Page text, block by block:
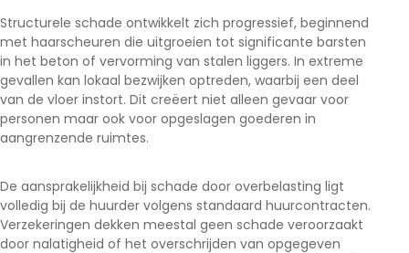
Structurele schade ontwikkelt zich progressief, beginnend
met haarscheuren die uitgroeien tot significante barsten
in het beton of vervorming van stalen liggers. In extreme
gevallen kan lokaal bezwijken optreden, waarbij een deel
van de vloer instort. Dit creëert niet alleen gevaar voor
personen maar ook voor opgeslagen goederen in
aangrenzende ruimtes.
De aansprakelijkheid bij schade door overbelasting ligt
volledig bij de huurder volgens standaard huurcontracten.
Verzekeringen dekken meestal geen schade veroorzaakt
door nalatigheid of het overschrijden van opgegeven